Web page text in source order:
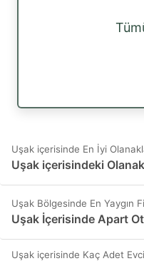
Uşak içerisinde En İyi
Uşak içerisindeki
Uşak Bölgesinde En Yaygın
Uşak İçerisinde Apart
Uşak içerisinde Kaç Adet